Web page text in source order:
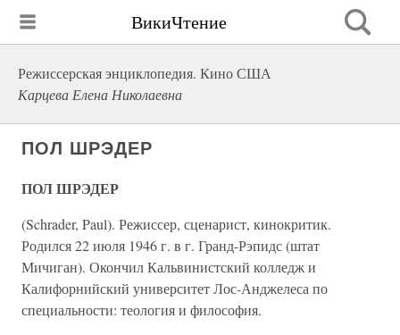
ВикиЧтение
Режиссерская энциклопедия. Кино США
Карцева Елена Николаевна
ПОЛ ШРЭДЕР
ПОЛ ШРЭДЕР
(Schrader, Paul). Режиссер, сценарист, кинокритик.
Родился 22 июля 1946 г. в г. Гранд-Рэпидс (штат
Мичиган). Окончил Кальвинистский колледж и
Калифорнийский университет Лос-Анджелеса по
специальности: теология и философия.